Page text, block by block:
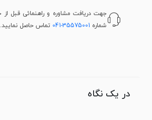
جهت دریافت مشاوره و راهنمائی قبل از
شماره 041-35575001 تماس حاصل نمایید.
در یک نگاه